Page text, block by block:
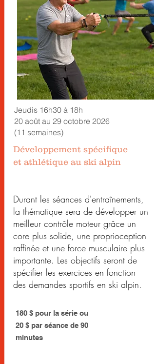
Jeudis 16h30 à 18h
20 août au 29 octobre 2026
(11 semaines)
Développement spécifique
et athlétique au ski alpin
Durant les séances d'entraînements,
la thématique sera de développer un
meilleur contrôle moteur grâce un
core plus solide, une proprioception
raffinée et une force musculaire plus
importante. Les objectifs seront de
spécifier les exercices en fonction
des demandes sportifs en ski alpin.
180 $ pour la série ou
20 $ par séance de 90
minutes